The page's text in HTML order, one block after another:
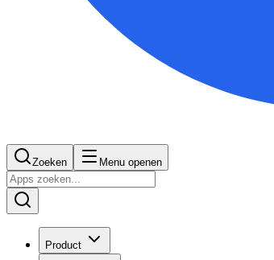
Zoeken Menu openen
Product